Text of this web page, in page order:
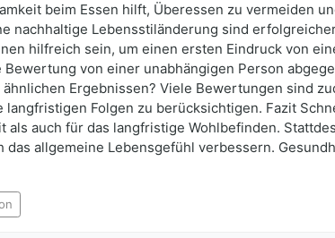
beim Essen hilft, Überessen zu vermeiden
nachhaltige Lebensstiländerung sind
hilfreich sein, um einen ersten Eindruck von
von einer unabhängigen Person
Ergebnissen? Viele Bewertungen sind
Folgen zu berücksichtigen. Fazit
auch für das langfristige Wohlbefinden.
das allgemeine Lebensgefühl verbessern.